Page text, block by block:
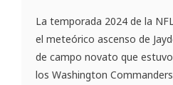
La temporada 2024 de la
el meteórico ascenso de
de campo novato que
los Washington